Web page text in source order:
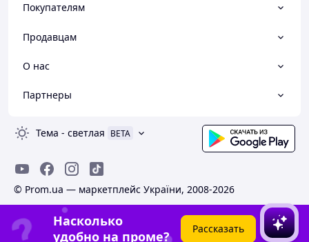
Покупателям
Продавцам
О нас
Партнеры
Тема - светлая BETA
© Prom.ua — маркетплейс України, 2008-2026
Насколько
удобно на проме?
Рассказать